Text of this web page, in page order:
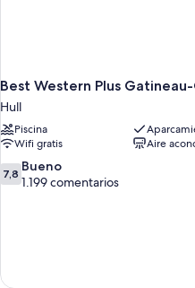
Best Western Plus
Hull
Piscina
Wifi gratis
Aire
7.8
sobre
7,8 Bueno
1.199 comentarios